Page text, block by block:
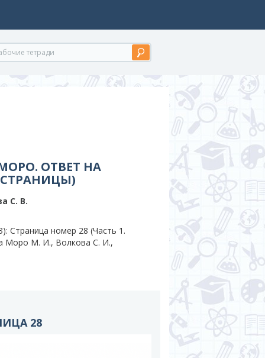
ОТВЕТ НА
СТРАНИЦЫ)
С. В.
Страница номер 28 (Часть 1.
Моро М. И., Волкова С. И.,
28